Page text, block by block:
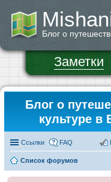
Блог о
Заметки
Блог о
культуре в
Ссылки FAQ
Список форумов